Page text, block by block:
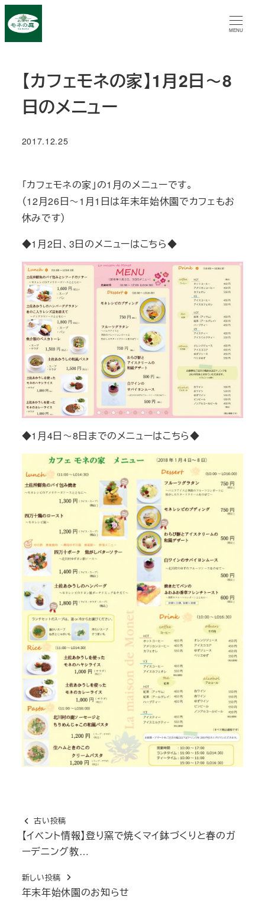
イ
ン
MENU
【カフェモネの家】1月2日～8
日のメニュー
投稿日
2017.12.25
「カフェモネの家」の1月のメニューです。
（12月26日～1月1日は年末年始休園でカフェもお
休みです）
◆1月2日、3日のメニューはこちら◆
◆1月4日～8日までのメニューはこちら◆
古い投稿
【イベント情報】登り窯で焼くマイ鉢づくりと春のガ
ーデニング教…
新しい投稿
年末年始休園のお知らせ